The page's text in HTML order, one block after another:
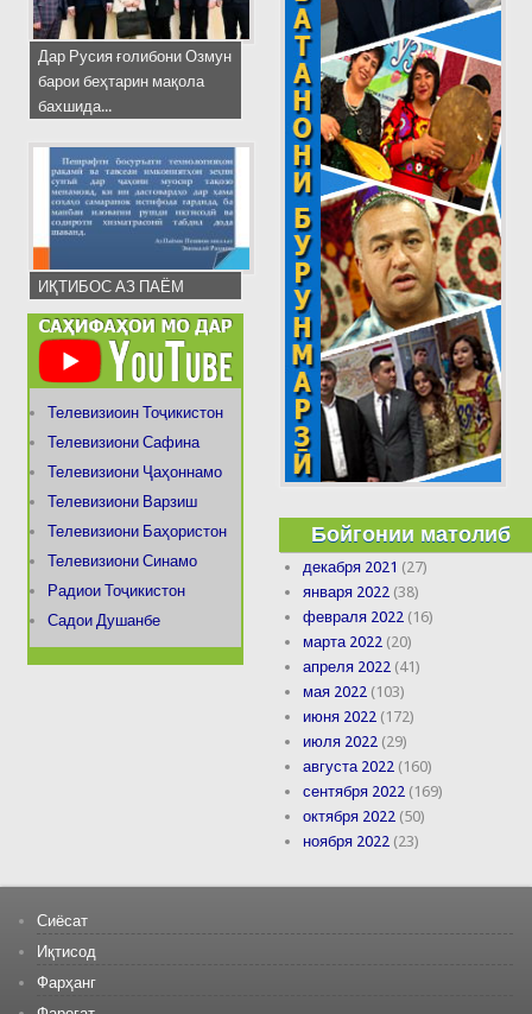
Дар Русия ғолибони Озмун
барои беҳтарин мақола
бахшида...
ИҚТИБОС АЗ ПАЁМ
Телевизиоин Тоҷикистон
Телевизиони Сафина
Телевизиони Ҷаҳоннамо
Телевизиони Варзиш
Телевизиони Баҳористон
Телевизиони Синамо
Радиои Тоҷикистон
Садои Душанбе
Бойгонии матолиб
декабря 2021 (27)
января 2022 (38)
февраля 2022 (16)
марта 2022 (20)
апреля 2022 (41)
мая 2022 (103)
июня 2022 (172)
июля 2022 (29)
августа 2022 (160)
сентября 2022 (169)
октября 2022 (50)
ноября 2022 (23)
Сиёсат
Иқтисод
Фарҳанг